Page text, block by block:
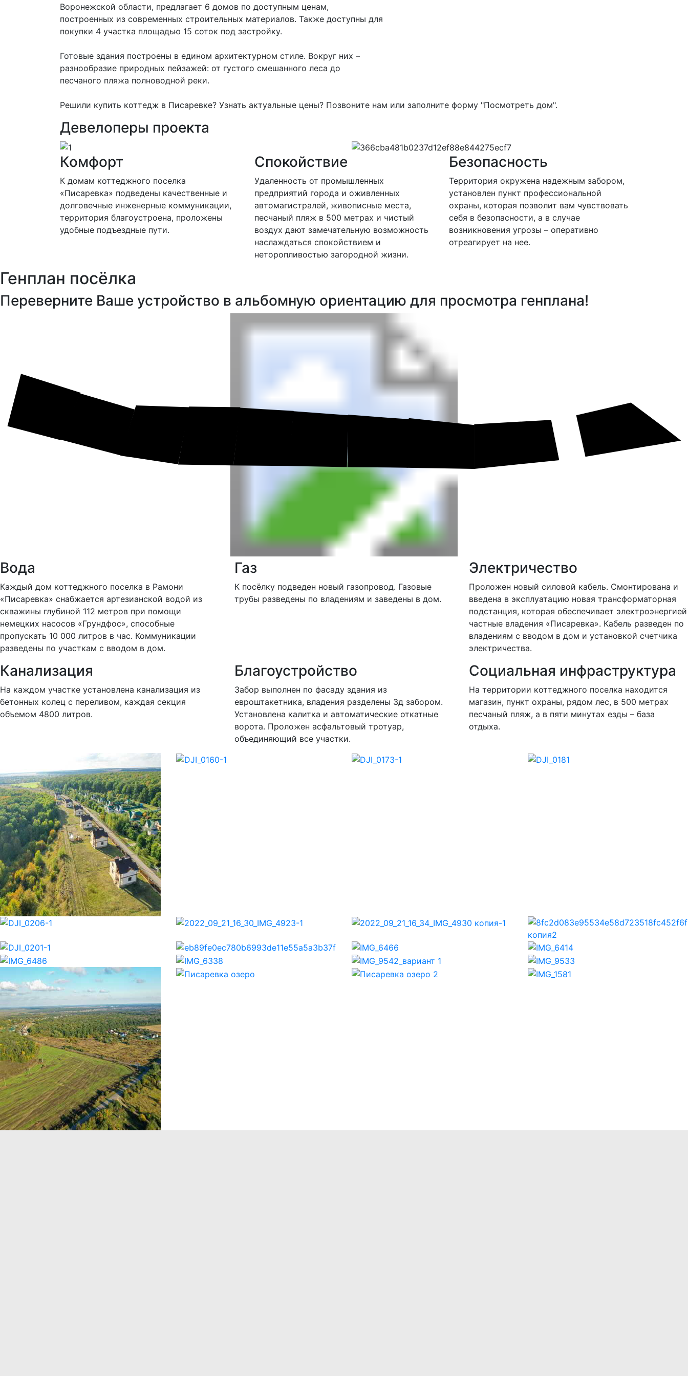
Воронежской области, предлагает 6 домов по доступным ценам,
построенных из современных строительных материалов. Также доступны для
покупки 4 участка площадью 15 соток под застройку.
Готовые здания построены в едином архитектурном стиле. Вокруг них –
разнообразие природных пейзажей: от густого смешанного леса до
песчаного пляжа полноводной реки.
Решили купить коттедж в Писаревке? Узнать актуальные цены? Позвоните нам или заполните форму "Посмотреть дом".
Девелоперы проекта
Комфорт
К домам коттеджного поселка
«Писаревка» подведены качественные и
долговечные инженерные коммуникации,
территория благоустроена, проложены
удобные подъездные пути.
Спокойствие
Удаленность от промышленных
предприятий города и оживленных
автомагистралей, живописные места,
песчаный пляж в 500 метрах и чистый
воздух дают замечательную возможность
наслаждаться спокойствием и
неторопливостью загородной жизни.
Безопасность
Территория окружена надежным забором,
установлен пункт профессиональной
охраны, которая позволит вам чувствовать
себя в безопасности, а в случае
возникновения угрозы – оперативно
отреагирует на нее.
Генплан посёлка
Переверните Ваше устройство в альбомную ориентацию для просмотра генплана!
Вода
Каждый дом коттеджного поселка в Рамони
«Писаревка» снабжается артезианской водой из
скважины глубиной 112 метров при помощи
немецких насосов «Грундфос», способные
пропускать 10 000 литров в час. Коммуникации
разведены по участкам с вводом в дом.
Газ
К посёлку подведен новый газопровод. Газовые
трубы разведены по владениям и заведены в дом.
Электричество
Проложен новый силовой кабель. Смонтирована и
введена в эксплуатацию новая трансформаторная
подстанция, которая обеспечивает электроэнергией
частные владения «Писаревка». Кабель разведен по
владениям с вводом в дом и установкой счетчика
электричества.
Канализация
На каждом участке установлена канализация из
бетонных колец с переливом, каждая секция
объемом 4800 литров.
Благоустройство
Забор выполнен по фасаду здания из
евроштакетника, владения разделены 3д забором.
Установлена калитка и автоматические откатные
ворота. Проложен асфальтовый тротуар,
объединяющий все участки.
Социальная инфраструктура
На территории коттеджного поселка находится
магазин, пункт охраны, рядом лес, в 500 метрах
песчаный пляж, а в пяти минутах езды – база
отдыха.